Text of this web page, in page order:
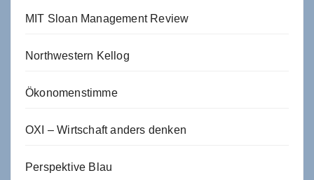
MIT Sloan Management Review
Northwestern Kellog
Ökonomenstimme
OXI – Wirtschaft anders denken
Perspektive Blau